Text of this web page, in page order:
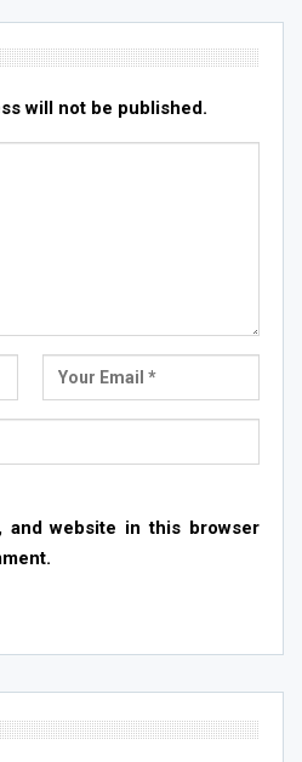
will not be published.
and website in this browser